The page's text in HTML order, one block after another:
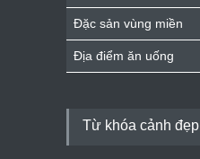
Đặc sản vùng miền
Địa điểm ăn uống
Từ khóa cảnh đẹp